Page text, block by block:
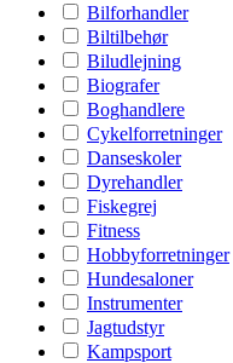
Bilforhandler
Biltilbehør
Biludlejning
Biografer
Boghandlere
Cykelforretninger
Danseskoler
Dyrehandler
Fiskegrej
Fitness
Hobbyforretninger
Hundesaloner
Instrumenter
Jagtudstyr
Kampsport